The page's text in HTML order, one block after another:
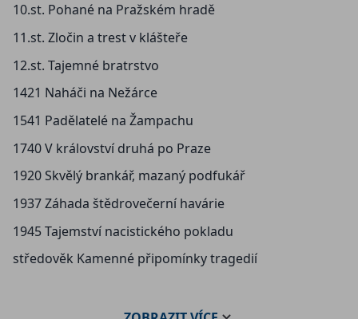
10.st. Pohané na Pražském hradě
11.st. Zločin a trest v klášteře
12.st. Tajemné bratrstvo
1421 Naháči na Nežárce
1541 Padělatelé na Žampachu
1740 V království druhá po Praze
1920 Skvělý brankář, mazaný podfukář
1937 Záhada štědrovečerní havárie
1945 Tajemství nacistického pokladu
středověk Kamenné připomínky tragedií